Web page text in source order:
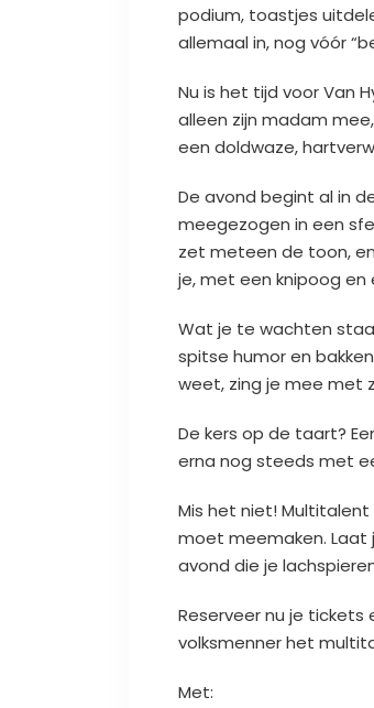
podium, toastjes
allemaal in, nog vóór
Nu is het tijd voor Van
alleen zijn madam
een doldwaze,
De avond begint al in
meegezogen in een
zet meteen de toon,
je, met een knipoog en
Wat je te wachten
spitse humor en
weet, zing je mee met
De kers op de taart?
erna nog steeds met
Mis het niet! Multitalent
moet meemaken. Laat
avond die je
Reserveer nu je
volksmenner het
Met: